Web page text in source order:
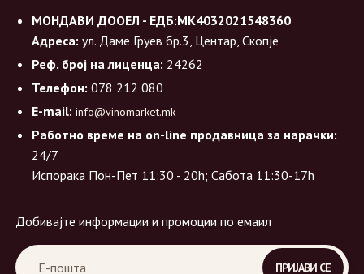
МОНДАВИ ДООЕЛ - ЕДБ:МК4032021548360
Адреса: ул. Даме Груев бр.3, Центар, Скопје
Реф. број на лиценца: 24262
Телефон: 078 212 080
E-mail: info@vinomarket.mk
Работно време на on-line продавница за нарачки:
24/7
Испорака Пон-Пет 11:30 - 20h; Сабота 11:30-17h
Добивајте информации и промоции по емаил